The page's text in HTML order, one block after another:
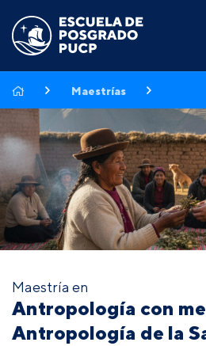
Maestrías
Maestría en
Antropología con
Antropología de la